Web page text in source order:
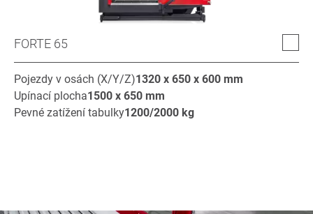
FORTE 65
Pojezdy v osách (X/Y/Z)1320 x 650 x 600 mm
Upínací plocha1500 x 650 mm
Pevné zatížení tabulky1200/2000 kg